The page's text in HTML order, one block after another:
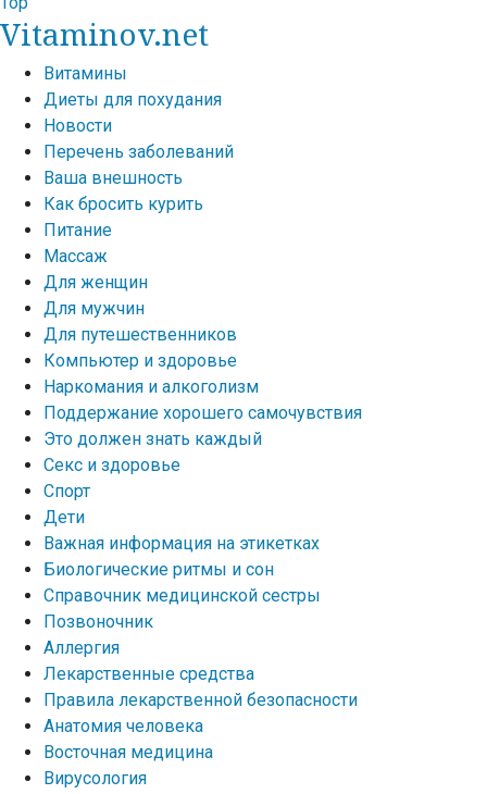
Vitaminov.net
Витамины
Диеты для похудания
Новости
Перечень заболеваний
Ваша внешность
Как бросить курить
Питание
Массаж
Для женщин
Для мужчин
Для путешественников
Компьютер и здоровье
Наркомания и алкоголизм
Поддержание хорошего самочувствия
Это должен знать каждый
Секс и здоровье
Спорт
Дети
Важная информация на этикетках
Биологические ритмы и сон
Справочник медицинской сестры
Позвоночник
Аллергия
Лекарственные средства
Правила лекарственной безопасности
Aнатомия человека
Восточная медицина
Вирусология